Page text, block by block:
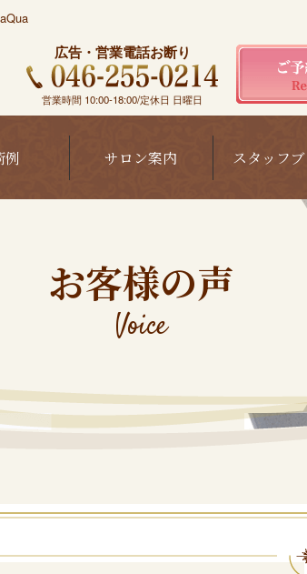
広告・営業電話お断り
営業時間 10:00-18:00/定休日 日曜日
例 サロン案内 スタッフ
お客様の声
Voice